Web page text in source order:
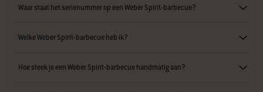
Waar staat het serienummer op een Weber Spirit-barbecue?
Welke Weber Spirit-barbecue heb ik?
Hoe steek je een Weber Spirit-barbecue handmatig aan?